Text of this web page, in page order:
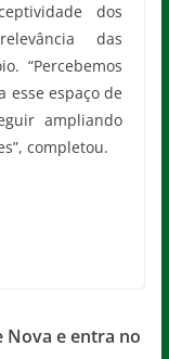
dos
das
“Percebemos
esse espaço de
ampliando
completou.
Nova e entra no